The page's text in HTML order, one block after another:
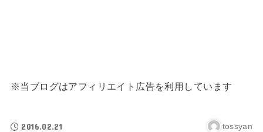
※当ブログはアフィリエイト広告を利用しています
2016.02.21 tossyan